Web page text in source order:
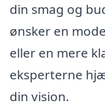
din smag og
ønsker en
eller en mere
eksperterne
din vision.